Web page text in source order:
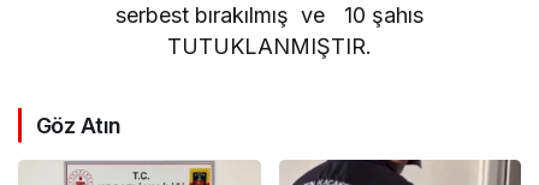
serbest bırakılmış ve 10 şahıs
TUTUKLANMIŞTIR.
Göz Atın